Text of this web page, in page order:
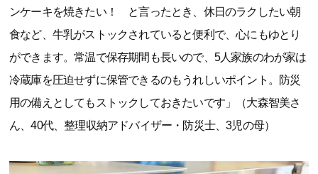
ンケーキを焼きたい！ と言ったとき、休日のラクしたい朝
食など、牛乳がストックされていると便利で、心にもゆとり
ができます。常温で保存期間も長いので、5人家族のわが家は
冷蔵庫を圧迫せずに保管できるのもうれしいポイント。防災
用の備えとしてもストックしておきたいです」（大森智美さ
ん、40代、整理収納アドバイザー・防災士、3児の母）